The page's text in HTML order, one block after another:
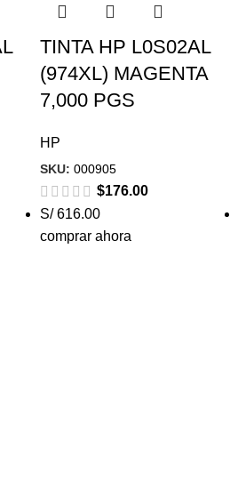
TINTA HP L0S02AL
(974XL) MAGENTA
7,000 PGS
HP
SKU: 000905
$176.00
S/ 616.00
comprar ahora